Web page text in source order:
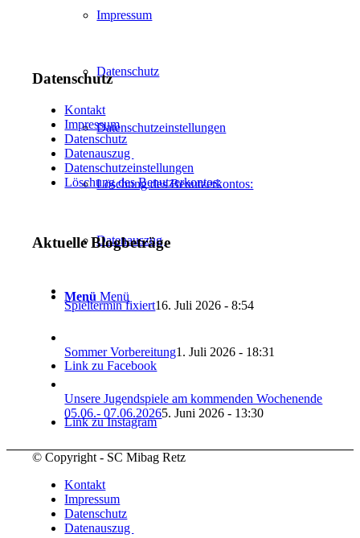
Impressum
Datenschutz
Datenschutzeinstellungen
Löschung des Benutzerkontos:
Datenauszug
Menü Menü
Link zu Facebook
Link zu Instagram
Datenschutz
Kontakt
Impressum
Datenschutz
Datenauszug
Datenschutzeinstellungen
Löschung des Benutzerkontos:
Aktuelle Blogbeträge
Spieltermin fixiert16. Juli 2026 - 8:54
Sommer Vorbereitung1. Juli 2026 - 18:31
Unsere Jugendspiele am kommenden Wochenende
05.06.- 07.06.20265. Juni 2026 - 13:30
© Copyright - SC Mibag Retz
Kontakt
Impressum
Datenschutz
Datenauszug